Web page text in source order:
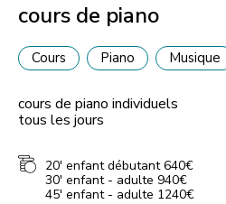
cours de piano
Cours Piano Musique
cours de piano individuels
tous les jours
20' enfant débutant 640€
30' enfant - adulte 940€
45' enfant - adulte 1240€